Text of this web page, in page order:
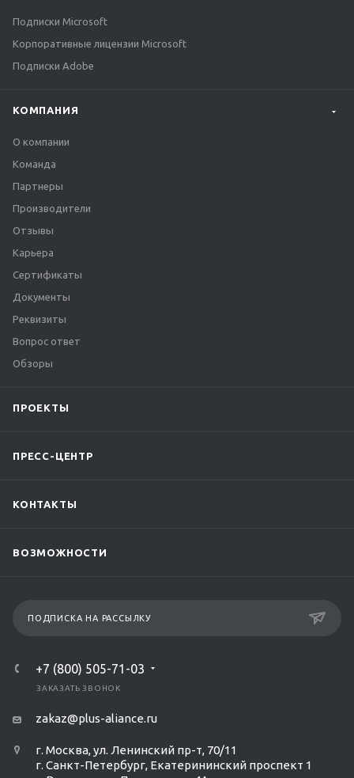
Подписки Microsoft
Корпоративные лицензии Microsoft
Подписки Adobe
КОМПАНИЯ
О компании
Команда
Партнеры
Производители
Отзывы
Карьера
Сертификаты
Документы
Реквизиты
Вопрос ответ
Обзоры
ПРОЕКТЫ
ПРЕСС-ЦЕНТР
КОНТАКТЫ
ВОЗМОЖНОСТИ
ПОДПИСКА НА РАССЫЛКУ
+7 (800) 505-71-03
ЗАКАЗАТЬ ЗВОНОК
zakaz@plus-aliance.ru
г. Москва, ул. Ленинский пр-т, 70/11
г. Санкт-Петербург, Екатерининский проспект 1